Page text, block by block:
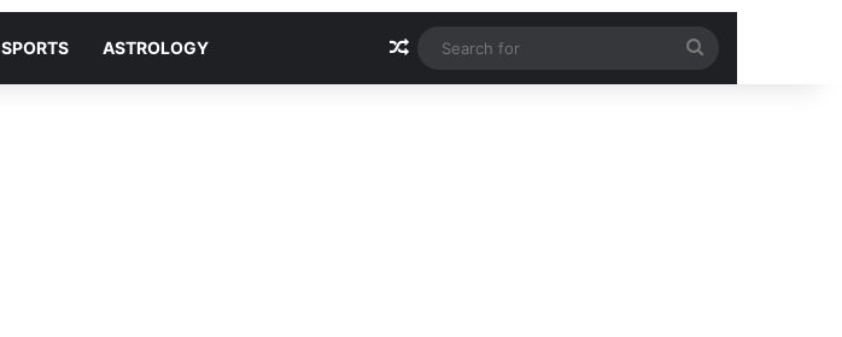
SPORTS ASTROLOGY Random Article
for